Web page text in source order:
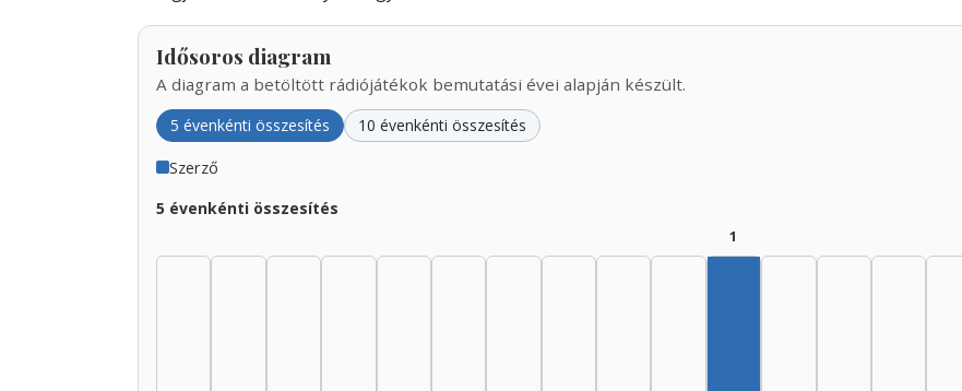
Idősoros diagram
A diagram a betöltött rádiójátékok bemutatási évei alapján készült.
5 évenkénti összesítés 10 évenkénti összesítés
Szerző
5 évenkénti összesítés
1